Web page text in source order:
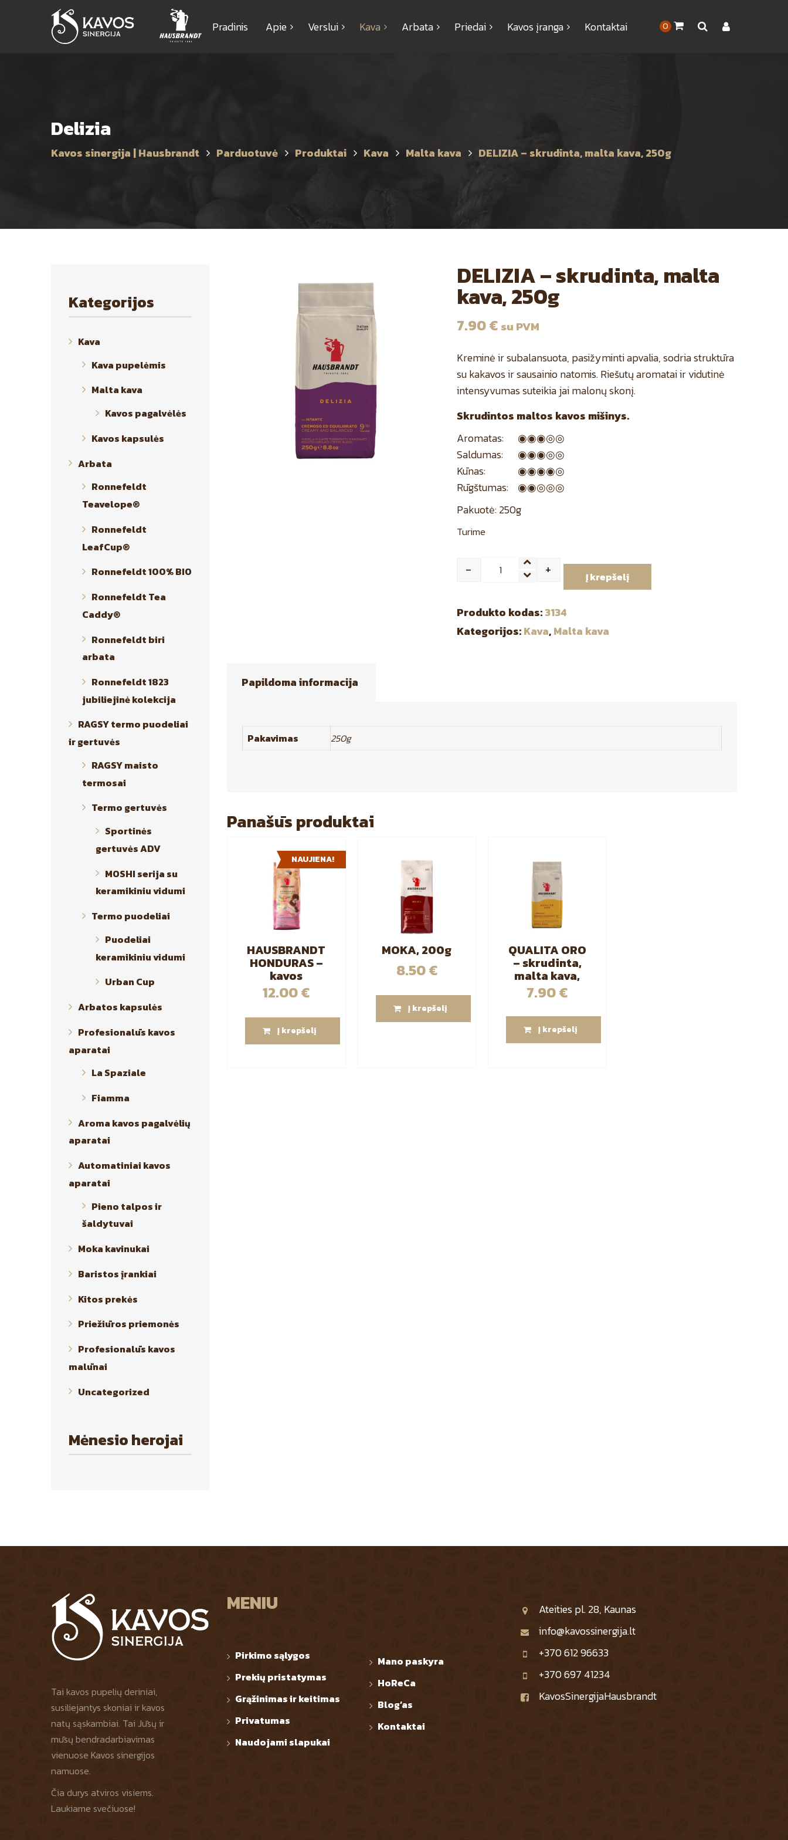
Pradinis Apie Verslui Kava Arbata Priedai Kavos įranga Kontaktai 0
Delizia
Kavos sinergija | Hausbrandt Parduotuvė Produktai Kava Malta kava DELIZIA – skrudinta, malta kava, 250g
DELIZIA – skrudinta, malta
kava, 250g
7.90€ su PVM
Kreminė ir subalansuota, pasižyminti apvalia, sodria struktūra
su kakavos ir sausainio natomis. Riešutų aromatai ir vidutinė
intensyvumas suteikia jai malonų skonį.
Skrudintos maltos kavos mišinys.
Aromatas:
◉◉◉◎◎
Saldumas:
◉◉◉◎◎
Kūnas:
◉◉◉◉◎
Rūgštumas:
◉◉◎◎◎
Pakuotė: 250g
Turime
Quantity
- + Į krepšelį
Produkto kodas:3134
Kategorijos:Kava,Malta kava
Papildoma informacija
Pakavimas 250g
Panašūs produktai
NAUJIENA!
HAUSBRANDT
HONDURAS –
kavos
pupelės, 100%
arabika, 250g
12.00€
Į krepšelį
MOKA, 200g
8.50€
Į krepšelį
QUALITA ORO
– skrudinta,
malta kava,
250g
7.90€
Į krepšelį
Kategorijos
Kava
Kava pupelėmis
Malta kava
Kavos pagalvėlės
Kavos kapsulės
Arbata
Ronnefeldt
Teavelope®
Ronnefeldt
LeafCup®
Ronnefeldt 100% BIO
Ronnefeldt Tea
Caddy®
Ronnefeldt biri
arbata
Ronnefeldt 1823
jubiliejinė kolekcija
RAGSY termo puodeliai
ir gertuvės
RAGSY maisto
termosai
Termo gertuvės
Sportinės
gertuvės ADV
MOSHI serija su
keramikiniu vidumi
Termo puodeliai
Puodeliai
keramikiniu vidumi
Urban Cup
Arbatos kapsulės
Profesionalūs kavos
aparatai
La Spaziale
Fiamma
Aroma kavos pagalvėlių
aparatai
Automatiniai kavos
aparatai
Pieno talpos ir
šaldytuvai
Moka kavinukai
Baristos įrankiai
Kitos prekės
Priežiūros priemonės
Profesionalūs kavos
malūnai
Uncategorized
Mėnesio herojai
Tai kavos pupelių deriniai,
susiliejantys skoniai ir kavos
natų sąskambiai. Tai Jūsų ir
mūsų bendradarbiavimas
vienuose Kavos sinergijos
namuose.
Čia durys atviros visiems.
Laukiame svečiuose!
MENIU
Pirkimo sąlygos
Prekių pristatymas
Grąžinimas ir keitimas
Privatumas
Naudojami slapukai
Mano paskyra
HoReCa
Blog’as
Kontaktai
Ateities pl. 28, Kaunas
info@kavossinergija.lt
+370 612 96633
+370 697 41234
KavosSinergijaHausbrandt